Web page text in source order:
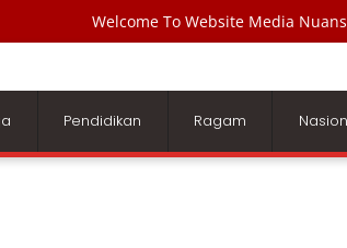
Welcome To Website Media
Pendidikan Ragam